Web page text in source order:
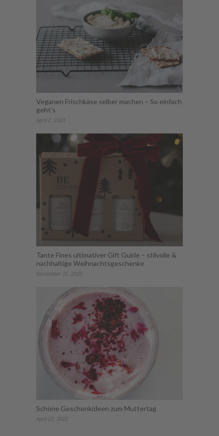
Veganen Frischkäse selber machen – So einfach
geht’s
April 2, 2021
Tante Fines ultimativer Gift Guide – stilvolle &
nachhaltige Weihnachtsgeschenke
November 11, 2025
Schöne Geschenkideen zum Muttertag
April 22, 2022